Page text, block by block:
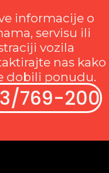
informacije o
servisu ili
vozila
nas kako
dobili ponudu.
769-200